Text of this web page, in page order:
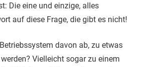
Die eine und einzige, alles
auf diese Frage, die gibt es nicht!
davon ab, zu etwas
Vielleicht sogar zu einem